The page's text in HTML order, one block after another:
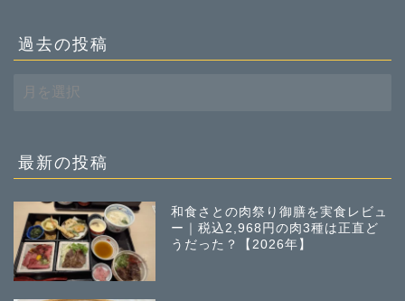
過去の投稿
去
稿
最新の投稿
和食さとの肉祭り御膳を実食レビュ
ー｜税込2,968円の肉3種は正直ど
うだった？【2026年】